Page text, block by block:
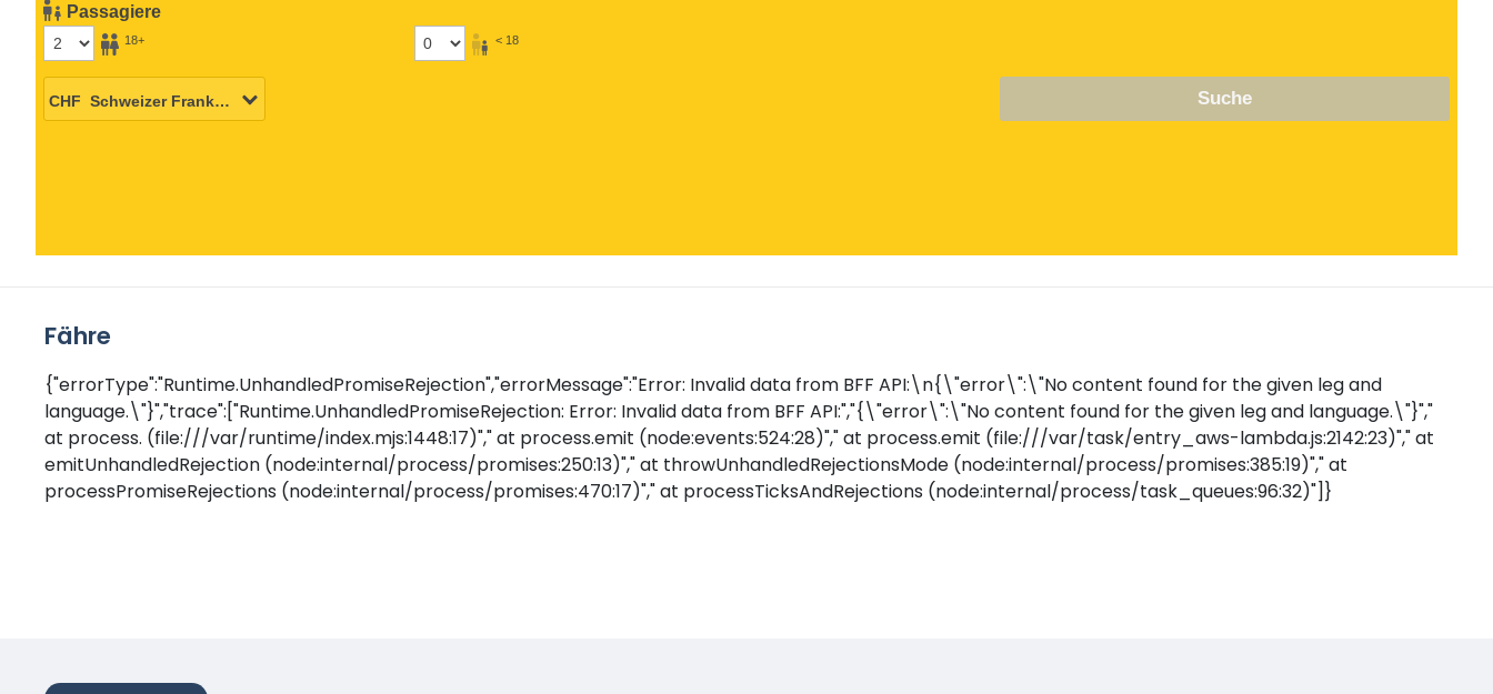
Passagiere
18+ < 18
Suche
Fähre
{"errorType":"Runtime.UnhandledPromiseRejection","errorMessage":"Error: Invalid data from BFF API:\n{\"error\":\"No content found for the given leg and
language.\"}","trace":["Runtime.UnhandledPromiseRejection: Error: Invalid data from BFF API:","{\"error\":\"No content found for the given leg and language.\"}","
at process. (file:///var/runtime/index.mjs:1448:17)"," at process.emit (node:events:524:28)"," at process.emit (file:///var/task/entry_aws-lambda.js:2142:23)"," at
emitUnhandledRejection (node:internal/process/promises:250:13)"," at throwUnhandledRejectionsMode (node:internal/process/promises:385:19)"," at
processPromiseRejections (node:internal/process/promises:470:17)"," at processTicksAndRejections (node:internal/process/task_queues:96:32)"]}